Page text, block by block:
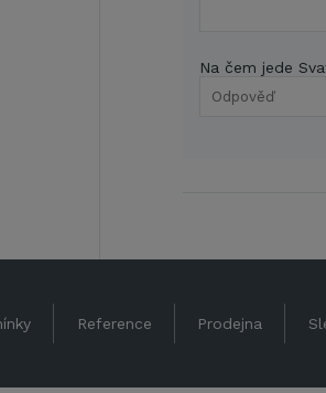
Na čem jede
Reference Prodejna